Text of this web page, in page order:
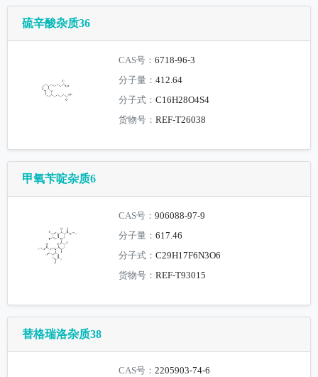
硫辛酸杂质36
CAS号：6718-96-3
分子量：412.64
分子式：C16H28O4S4
货物号：REF-T26038
甲氧苄啶杂质6
CAS号：906088-97-9
分子量：617.46
分子式：C29H17F6N3O6
货物号：REF-T93015
替格瑞洛杂质38
CAS号：2205903-74-6